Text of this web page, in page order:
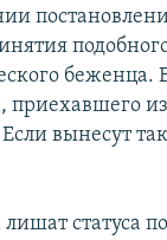
беженца.
приехавшего
вынесут
статуса